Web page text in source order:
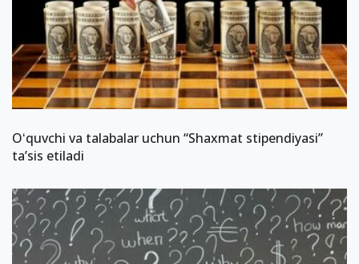
Oʻquvchi va talabalar uchun “Shaxmat stipendiyasi”
taʼsis etiladi